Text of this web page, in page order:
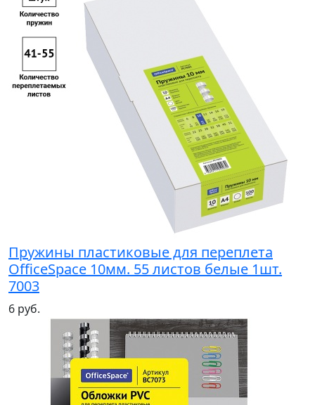
Пружины пластиковые для переплета
OfficeSpace 10мм. 55 листов белые 1шт.
7003
6 руб.